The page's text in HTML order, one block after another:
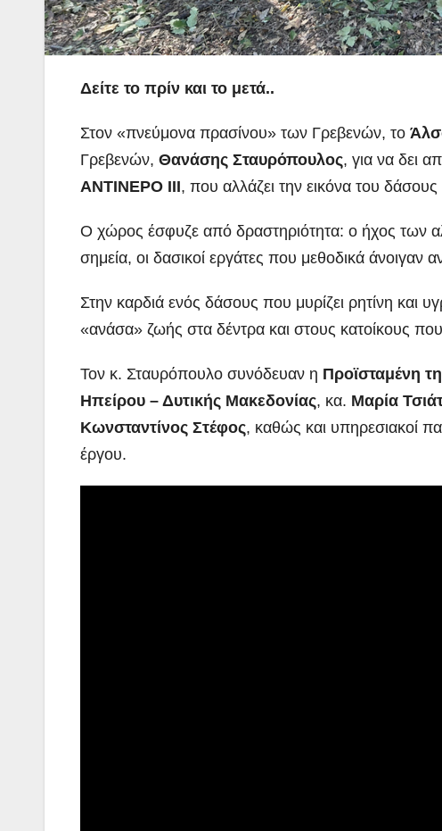
Δείτε το πρίν και το μετά..
Στον «πνεύμονα πρασίνου» των Γρεβενών, το
Γρεβενών, Θανάσης Σταυρόπουλος, για να δει
ΑΝΤΙΝΕΡΟ ΙΙΙ, που αλλάζει την εικόνα του δάσους
Ο χώρος έσφυζε από δραστηριότητα: ο ήχος των
σημεία, οι δασικοί εργάτες που μεθοδικά άνοιγαν
Στην καρδιά ενός δάσους που μυρίζει ρητίνη και
«ανάσα» ζωής στα δέντρα και στους κατοίκους
Τον κ. Σταυρόπουλο συνόδευαν η Προϊσταμένη
Ηπείρου – Δυτικής Μακεδονίας, κα. Μαρία
Κωνσταντίνος Στέφος, καθώς και υπηρεσιακοί
έργου.